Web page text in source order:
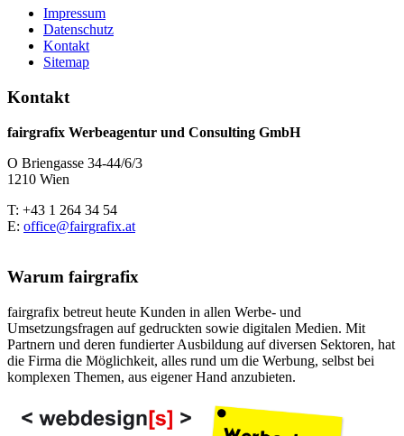
Impressum
Datenschutz
Kontakt
Sitemap
Kontakt
fairgrafix Werbeagentur und Consulting GmbH
O Briengasse 34-44/6/3
1210 Wien
T: +43 1 264 34 54
E: office@fairgrafix.at
Warum fairgrafix
fairgrafix betreut heute Kunden in allen Werbe- und
Umsetzungsfragen auf gedruckten sowie digitalen Medien. Mit
Partnern und deren fundierter Ausbildung auf diversen Sektoren, hat
die Firma die Möglichkeit, alles rund um die Werbung, selbst bei
komplexen Themen, aus eigener Hand anzubieten.